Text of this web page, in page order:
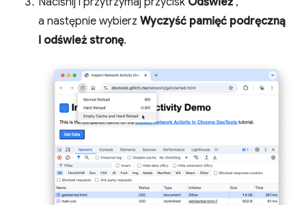
a następnie wybierz Wyczyść pamięć podręczną
i odśwież stronę.